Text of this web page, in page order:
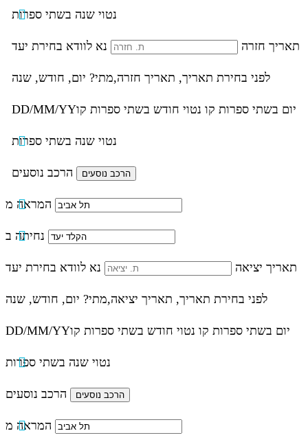
נטוי שנה בשתי ספרות
תאריך חזרה נא לוודא בחירת יעד
לפני בחירת תאריך, תאריך חזרה,מתי? יום, חודש, שנה
DD/MM/YYיום בשתי ספרות קו נטוי חודש בשתי ספרות קו
נטוי שנה בשתי ספרות
הרכב נוסעים
המראה מ
נחיתה ב
תאריך יציאה נא לוודא בחירת יעד
לפני בחירת תאריך, תאריך יציאה,מתי? יום, חודש, שנה
DD/MM/YYיום בשתי ספרות קו נטוי חודש בשתי ספרות קו
נטוי שנה בשתי ספרות
הרכב נוסעים
המראה מ